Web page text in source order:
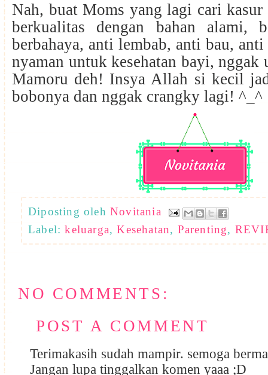
Nah, buat Moms yang lagi cari
berkualitas dengan bahan alami,
berbahaya, anti lembab, anti bau,
nyaman untuk kesehatan bayi, nggak
Mamoru deh! Insya Allah si kecil
bobonya dan nggak crangky lagi! ^_^
Diposting oleh Novitania
Label:keluarga,Kesehatan, Parenting,
NO COMMENTS:
POST A COMMENT
Terimakasih sudah mampir. semoga
Jangan lupa tinggalkan komen yaaa ;D